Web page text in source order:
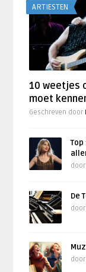
ARTIESTEN
10 weetjes
moet
Geschreven door
door
De
door